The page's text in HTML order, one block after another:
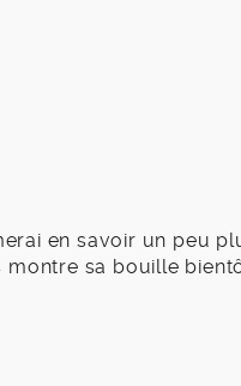
en savoir un peu
sa bouille